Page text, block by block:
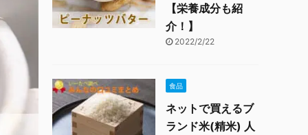
【栄養成分も紹
介！】
2022/2/22
食品
ネットで買えるブ
ランド米(精米) 人